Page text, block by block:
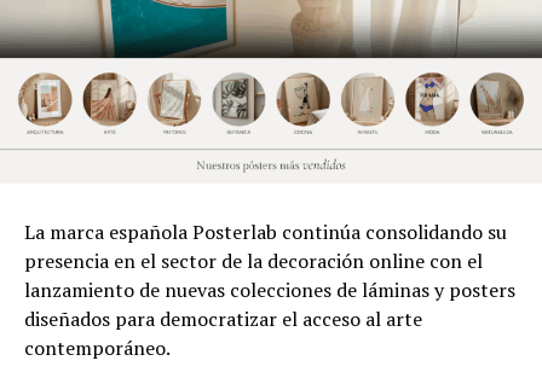
La marca española Posterlab continúa consolidando su
presencia en el sector de la decoración online con el
lanzamiento de nuevas colecciones de láminas y posters
diseñados para democratizar el acceso al arte
contemporáneo.